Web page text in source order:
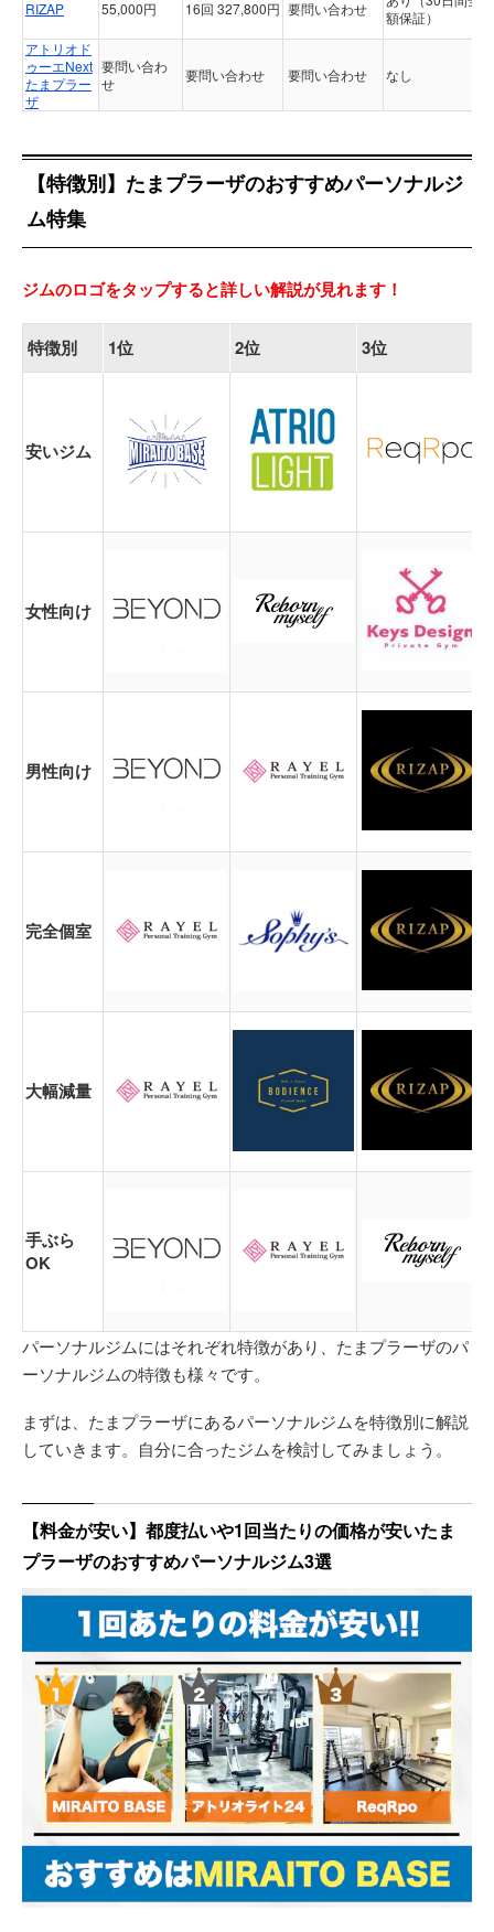
RIZAP 55,000円 16回 327,800円 要問い合わせ
額保証）
アトリオド
ゥーエNext
たまプラー
ザ
要問い合わ
せ
要問い合わせ 要問い合わせ なし
【特徴別】たまプラーザのおすすめパーソナルジ
ム特集
ジムのロゴをタップすると詳しい解説が見れます！
特徴別 1位 2位 3位
安いジム
女性向け
男性向け
完全個室
大幅減量
手ぶら
OK
パーソナルジムにはそれぞれ特徴があり、たまプラーザのパ
ーソナルジムの特徴も様々です。
まずは、たまプラーザにあるパーソナルジムを特徴別に解説
していきます。自分に合ったジムを検討してみましょう。
【料金が安い】都度払いや1回当たりの価格が安いたま
プラーザのおすすめパーソナルジム3選